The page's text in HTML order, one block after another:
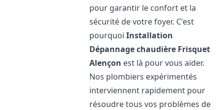
pour garantir le confort et la
sécurité de votre foyer. C'est
pourquoiInstallation
Dépannage chaudière Frisquet
Alençon est là pour vous aider.
Nos plombiers expérimentés
interviennent rapidement pour
résoudre tous vos problèmes de